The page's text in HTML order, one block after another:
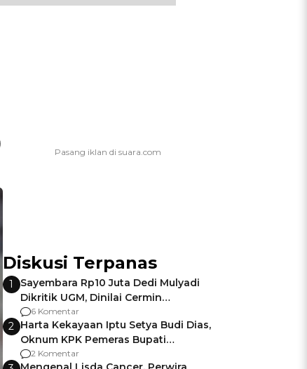
Diskusi Terpanas
1
Sayembara Rp10 Juta Dedi Mulyadi
Dikritik UGM, Dinilai Cermin
Gagalnya Negara Jamin Keamanan
6 Komentar
2 Harta Kekayaan Iptu Setya Budi Dias,
Oknum KPK Pemeras Bupati
Pemalang
2 Komentar